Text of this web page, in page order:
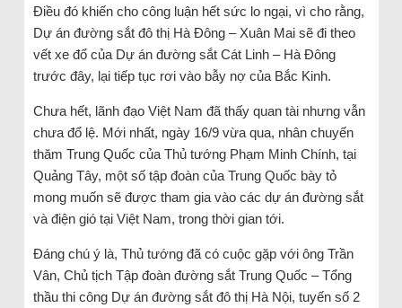
Điều đó khiến cho công luận hết sức lo ngại, vì cho rằng,
Dự án đường sắt đô thị Hà Đông – Xuân Mai sẽ đi theo
vết xe đổ của Dự án đường sắt Cát Linh – Hà Đông
trước đây, lại tiếp tục rơi vào bẫy nợ của Bắc Kinh.
Chưa hết, lãnh đạo Việt Nam đã thấy quan tài nhưng vẫn
chưa đổ lệ. Mới nhất, ngày 16/9 vừa qua, nhân chuyến
thăm Trung Quốc của Thủ tướng Phạm Minh Chính, tại
Quảng Tây, một số tập đoàn của Trung Quốc bày tỏ
mong muốn sẽ được tham gia vào các dự án đường sắt
và điện gió tại Việt Nam, trong thời gian tới.
Đáng chú ý là, Thủ tướng đã có cuộc gặp với ông Trần
Vân, Chủ tịch Tập đoàn đường sắt Trung Quốc – Tổng
thầu thi công Dự án đường sắt đô thị Hà Nội, tuyến số 2